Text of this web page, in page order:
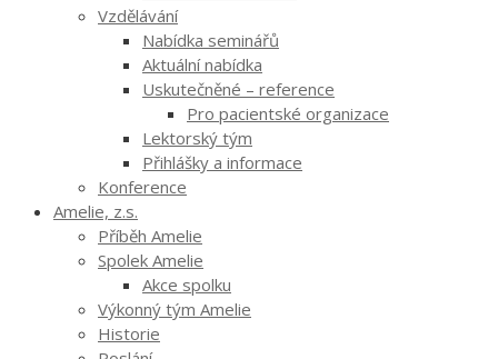
Vzdělávání
Nabídka seminářů
Aktuální nabídka
Uskutečněné – reference
Pro pacientské organizace
Lektorský tým
Přihlášky a informace
Konference
Amelie, z.s.
Příběh Amelie
Spolek Amelie
Akce spolku
Výkonný tým Amelie
Historie